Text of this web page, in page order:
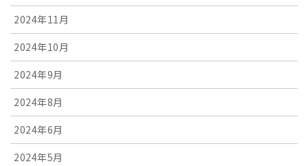
2024年11月
2024年10月
2024年9月
2024年8月
2024年6月
2024年5月